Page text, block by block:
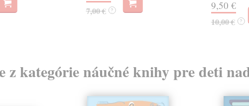
7,00 € ? 9,50 €
10,00 € ?
z kategórie náučné knihy pre deti